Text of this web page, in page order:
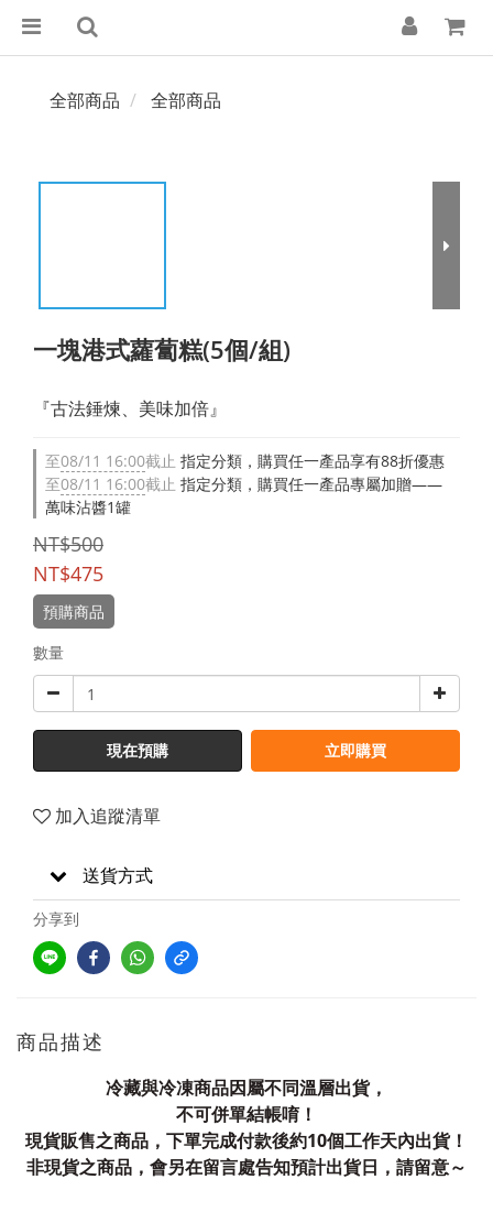
全部商品 全部商品
一塊港式蘿蔔糕(5個/組)
『古法錘煉、美味加倍』
至08/11 16:00截止 指定分類，購買任一產品享有88折優惠
至08/11 16:00截止 指定分類，購買任一產品專屬加贈——
萬味沾醬1罐
NT$500
NT$475
預購商品
數量
現在預購 立即購買
加入追蹤清單
送貨方式
分享到
商品描述
冷藏與冷凍商品因屬不同溫層出貨，
不可併單結帳唷！
現貨販售之商品，下單完成付款後約10個工作天內出貨！
非現貨之商品，會另在留言處告知預計出貨日，請留意～